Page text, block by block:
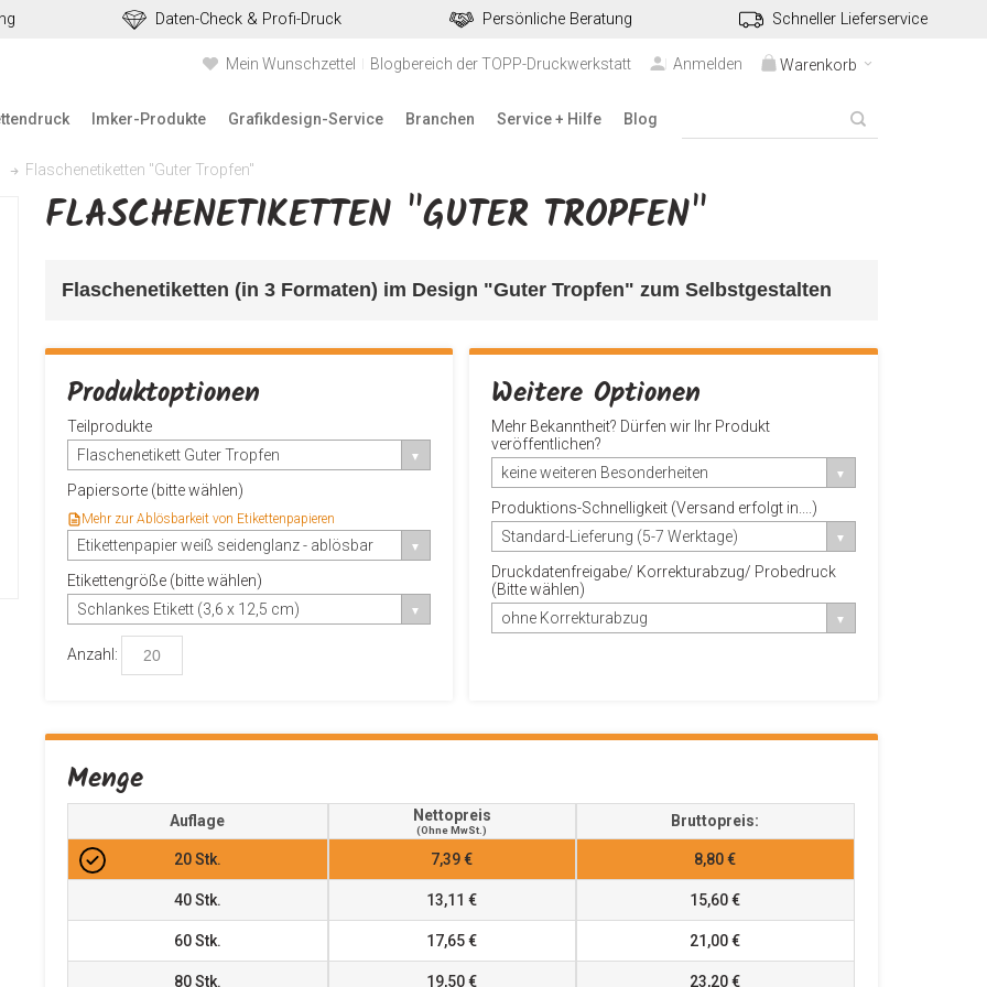
Daten-Check & Profi-Druck Persönliche Beratung Schneller Lieferservice
Warenkorb
Mein Wunschzettel Blogbereich der TOPP-Druckwerkstatt Anmelden
Imker-Produkte Grafikdesign-Service Branchen Service + Hilfe Blog
Flaschenetiketten "Guter Tropfen"
FLASCHENETIKETTEN "GUTER TROPFEN"
Flaschenetiketten (in 3 Formaten) im Design "Guter Tropfen" zum Selbstgestalten
Produktoptionen
Teilprodukte
Flaschenetikett Guter Tropfen
Papiersorte (bitte wählen)
Mehr zur Ablösbarkeit von Etikettenpapieren
Etikettenpapier weiß seidenglanz - ablösbar
Etikettengröße (bitte wählen)
Schlankes Etikett (3,6 x 12,5 cm)
Anzahl:
Weitere Optionen
Mehr Bekanntheit? Dürfen wir Ihr Produkt
veröffentlichen?
keine weiteren Besonderheiten
Produktions-Schnelligkeit (Versand erfolgt in....)
Standard-Lieferung (5-7 Werktage)
Druckdatenfreigabe/ Korrekturabzug/ Probedruck
(Bitte wählen)
ohne Korrekturabzug
Menge
Auflage Nettopreis
(ohne MwSt.)
Bruttopreis:
20Stk. 7,39 € 8,80 €
40Stk. 13,11 € 15,60 €
60Stk. 17,65 € 21,00 €
80Stk. 19,50 € 23,20 €